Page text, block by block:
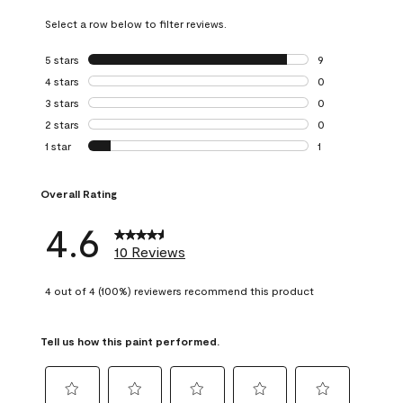
Select a row below to filter reviews.
5 stars stars
9
9 reviews with 5
4 stars stars
0
0 reviews with 4
3 stars stars
0
0 reviews with 3
2 stars stars
0
0 reviews with 2
1 star stars
1
Overall Rating
4.6 10 Reviews
4 out of 4 (100%) reviewers recommend this product
Tell us how this paint performed.